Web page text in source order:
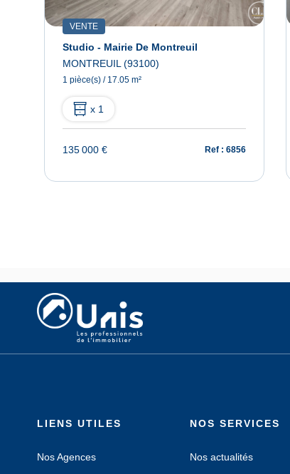
VENTE
Studio - Mairie De Montreuil
MONTREUIL (93100)
1 pièce(s) / 17.05 m²
x 1
135 000 € Ref : 6856
LIENS UTILES
Nos Agences
NOS SERVICES
Nos actualités